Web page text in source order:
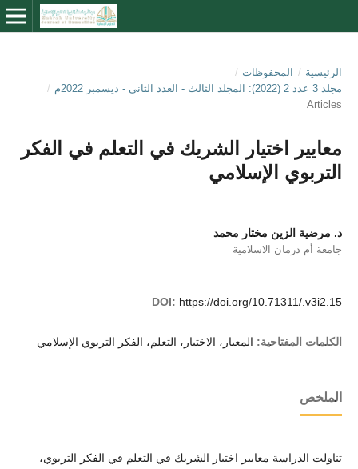
الرئيسية / المحفوظات /
مجلد 3 عدد 2 (2022): المجلد الثالث - العدد الثاني - ديسمبر 2022م
/
Articles
معايير اختيار الشريك في التعلم في الفكر
التربوي الإسلامي
د. مرضية الزين مختار محمد
جامعة أم درمان الاسلامية
DOI: https://doi.org/10.71311/.v3i2.15
الكلمات المفتاحية: المعيار، الاختيار، التعلم، الفكر التربوي الإسلامي
الملخص
تناولت الدراسة معايير اختيار الشريك في التعلم في الفكر التربوي،